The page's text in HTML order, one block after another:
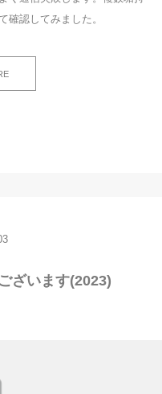
確認してみました。
ざいます(2023)